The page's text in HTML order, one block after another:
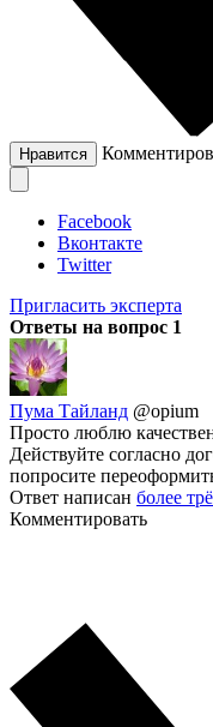
Нравится
Facebook
Вконтакте
Twitter
Пригласить эксперта
Ответы на вопрос 1
Пума Тайланд @opium
Просто люблю
Действуйте согласно
попросите
Ответ написан более
Комментировать